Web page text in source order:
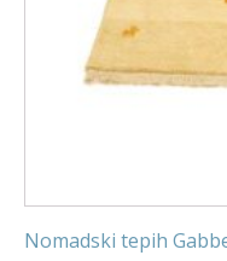
Nomadski tepih